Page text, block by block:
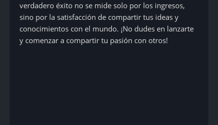
verdadero éxito no se mide solo por los ingresos,
sino por la satisfacción de compartir tus ideas y
conocimientos con el mundo. ¡No dudes en lanzarte
y comenzar a compartir tu pasión con otros!